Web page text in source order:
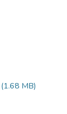
(1.68 MB)